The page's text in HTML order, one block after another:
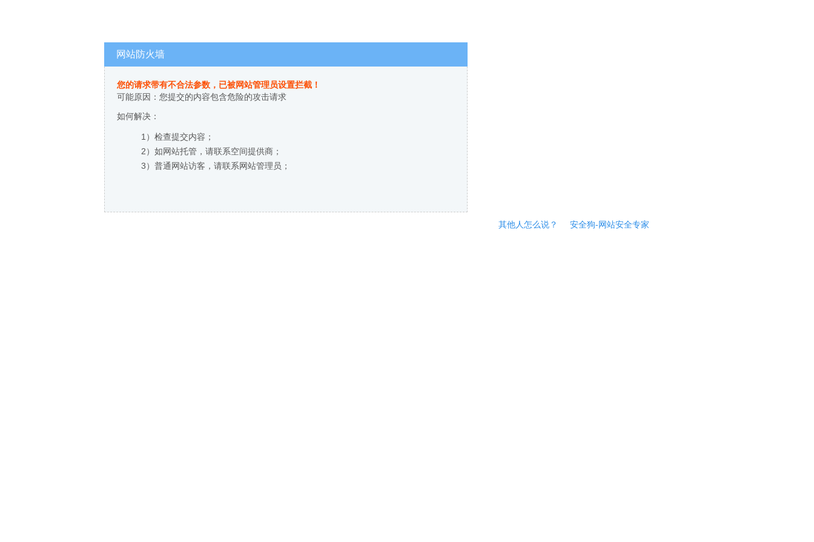
网站防火墙
您的请求带有不合法参数，已被网站管理员设置拦截！
可能原因：您提交的内容包含危险的攻击请求
如何解决：
1）检查提交内容；
2）如网站托管，请联系空间提供商；
3）普通网站访客，请联系网站管理员；
其他人怎么说？ 安全狗-网站安全专家